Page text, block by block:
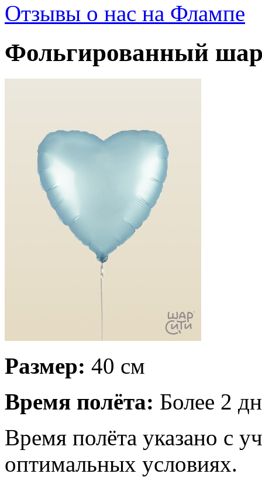
Отзывы о нас на Флампе
Фольгированный
Размер: 40 см
Время полёта: Более 2
Время полёта указано с
оптимальных условиях.